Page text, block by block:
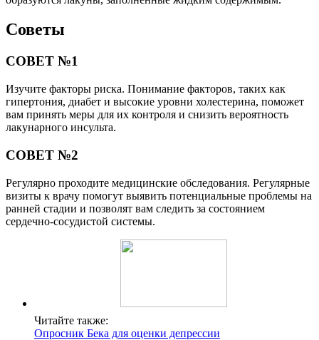
Советы
СОВЕТ №1
Изучите факторы риска. Понимание факторов, таких как
гипертония, диабет и высокие уровни холестерина, поможет
вам принять меры для их контроля и снизить вероятность
лакунарного инсульта.
СОВЕТ №2
Регулярно проходите медицинские обследования. Регулярные
визиты к врачу помогут выявить потенциальные проблемы на
ранней стадии и позволят вам следить за состоянием
сердечно-сосудистой системы.
Читайте также:
Опросник Бека для оценки депрессии